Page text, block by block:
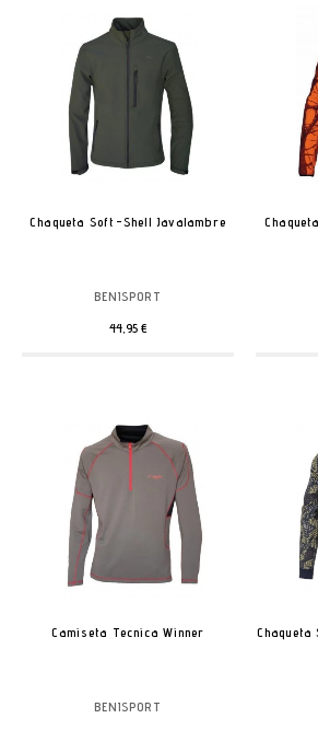
Chaqueta Soft-Shell Javalambre
BENISPORT
44,95 €
Camiseta Tecnica Winner
BENISPORT